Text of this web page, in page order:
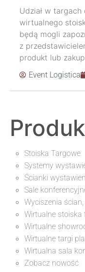
Udział w
wirtualnego
będą mogli
z
produkt lub
Event Logistica
Stoiska Targowe
Systemy
Ścianki
Sale
Wyciszenia
Wirtualne stoiska
Wirtualne
Wirtualne targi
Wirtualna sala
Zobacz nowość